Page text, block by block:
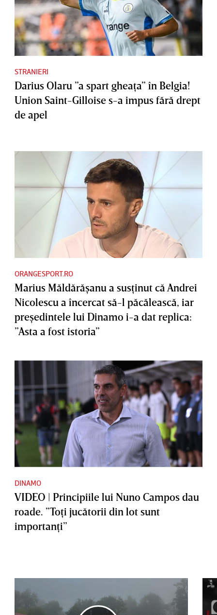
STRANIERI
Darius Olaru ”a spart gheaţa” în Belgia!
Union Saint-Gilloise s-a impus fără drept
de apel
ORANGESPORT.RO
Marius Măldărăşanu a susţinut că Andrei
Nicolescu a încercat să-l păcălească, iar
preşedintele lui Dinamo i-a dat replica:
”Asta a fost istoria”
DINAMO
VIDEO | Principiile lui Nuno Campos dau
roade. ”Toţi jucătorii din lot sunt
importanţi”